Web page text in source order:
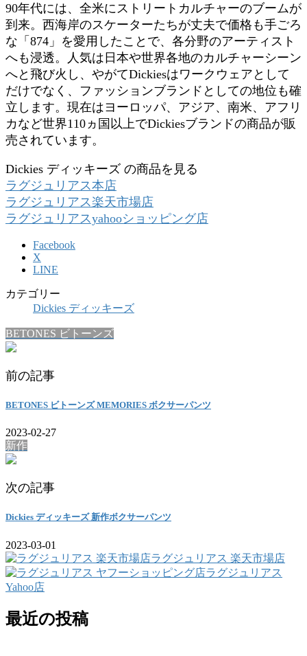
90年代には、全米にストリートカルチャーのブームが
到来。西海岸のスケーターたちが丈夫で価格も手ごろ
な「874」を愛用したことで、各分野のアーティスト
へも浸透。人気は日本や世界各地のカルチャーシーン
へと飛び火し、やがてDickiesはワークウェアとして
だけでなく、ファッションブランドとしての地位も確
立します。現在はヨーロッパ、アジア、南米、アフリ
カなど世界110ヵ国以上でDickiesブランドの商品が販
売されています。
Dickies ディッキーズ の商品を見る
ラグジュリアス本店
ラグジュリアス楽天市場店
ラグジュリアスyahooショッピング店
Facebook
X
LINE
カテゴリー
Dickies ディッキーズ
BETONES ビトーンズ
前の記事
BETONES ビトーンズ MEMORIES ボクサーパンツ
2023-02-27
新作
次の記事
Dickies ディッキーズ 新作ボクサーパンツ
2023-03-01
ラグジュリアス 楽天市場店
ラグジュリアス
Yahoo店
最近の投稿